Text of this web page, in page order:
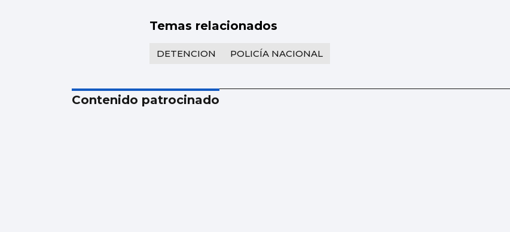
Temas relacionados
DETENCION POLICÍA NACIONAL
Contenido patrocinado